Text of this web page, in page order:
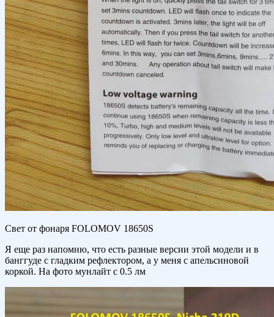
Свет от фонаря FOLOMOV 18650S
Я еще раз напомню, что есть разные версии этой модели и в
банггуде с гладким рефлектором, а у меня с апельсиновой
коркой. На фото мунлайт с 0.5 лм